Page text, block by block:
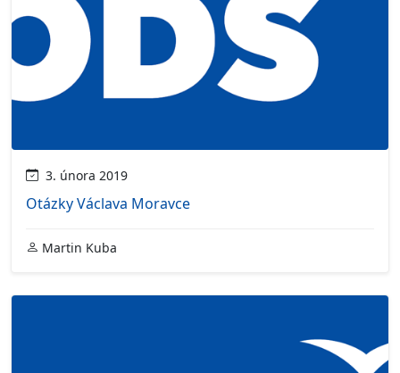
3. února 2019
Otázky Václava Moravce
Martin Kuba